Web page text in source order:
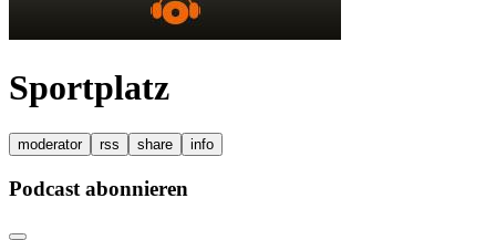
Sportplatz
moderator rss share info
Podcast abonnieren